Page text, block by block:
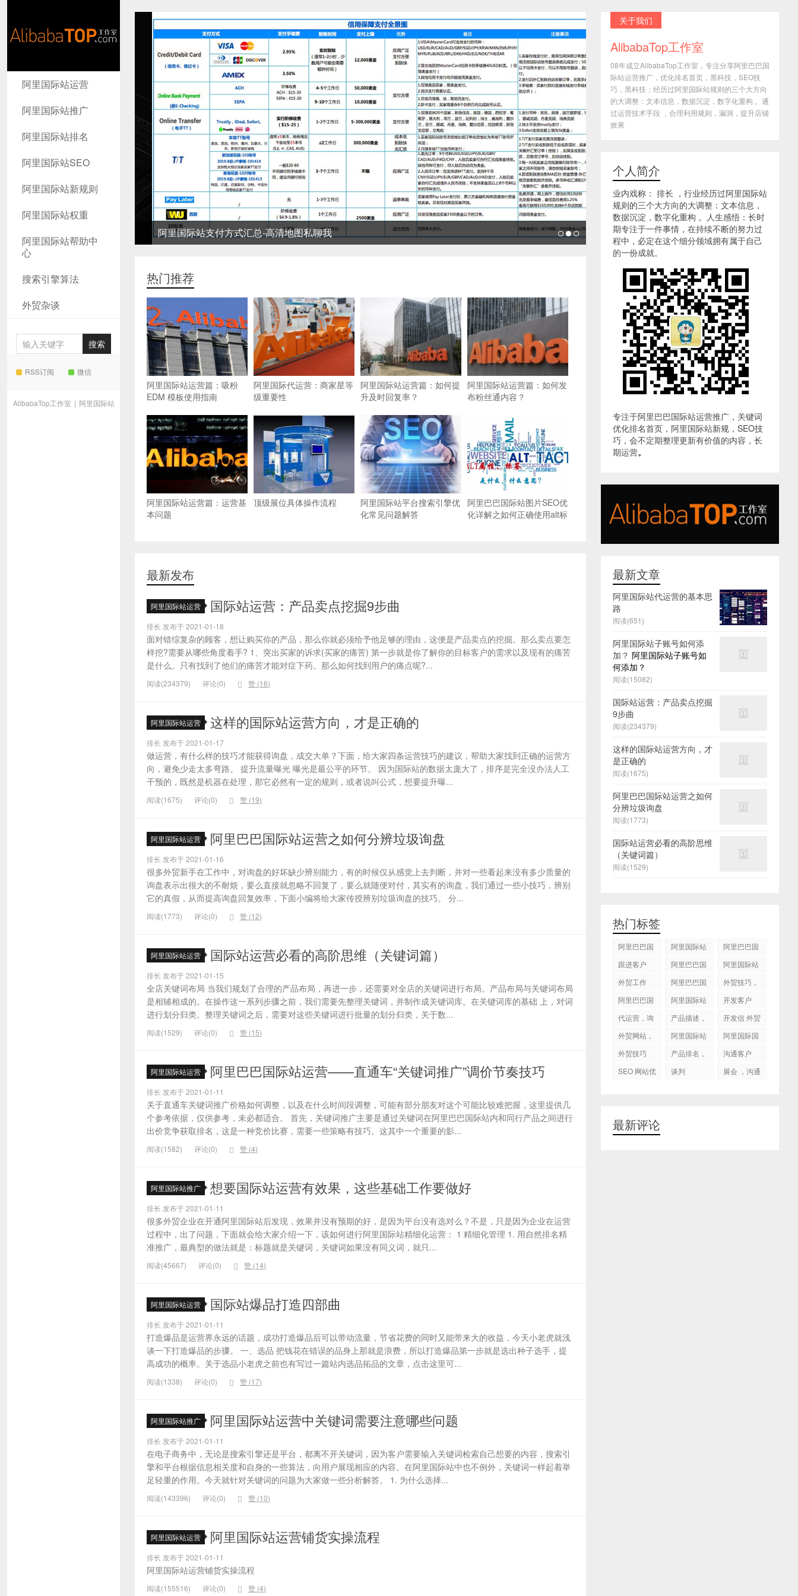
AlibabaTop
工作室
阿里国际站运营
阿里国际站推广
阿里国际站排名
阿里国际站SEO
阿里国际站新规则
阿里国际站权重
阿里国际站帮助中
心
搜索引擎算法
外贸杂谈
RSS订阅 微信
AlibabaTop工作室 | 阿里国际站
阿里国际站支付方式汇总-高清地图私聊我
热门推荐
阿里国际站运营篇：吸粉
EDM 模板使用指南
阿里国际代运营：商家星等
级重要性
阿里国际站运营篇：如何提
升及时回复率？
阿里国际站运营篇：如何发
布粉丝通内容？
阿里国际站运营篇：运营基
本问题
顶级展位具体操作流程
阿里国际站平台搜索引擎优
化常见问题解答
阿里巴巴国际站图片SEO优
化详解之如何正确使用alt标
最新发布
阿里国际站运营 国际站运营：产品卖点挖掘9步曲
排长 发布于 2021-01-18
面对错综复杂的顾客，想让购买你的产品，那么你就必须给予他足够的理由，这便是产品卖点的挖掘。那么卖点要怎
样挖?需要从哪些角度着手? 1、突出买家的诉求(买家的痛苦) 第一步就是你了解你的目标客户的需求以及现有的痛苦
是什么。只有找到了他们的痛苦才能对症下药。那么如何找到用户的痛点呢?...
阅读(234379) 评论(0) 赞 (16)
阿里国际站运营 这样的国际站运营方向，才是正确的
排长 发布于 2021-01-17
做运营，有什么样的技巧才能获得询盘，成交大单？下面，给大家四条运营技巧的建议，帮助大家找到正确的运营方
向，避免少走太多弯路。 提升流量曝光 曝光是最公平的环节。 因为国际站的数据太庞大了，排序是完全没办法人工
干预的，既然是机器在处理，那它必然有一定的规则，或者说叫公式，想要提升曝...
阅读(1675) 评论(0) 赞 (19)
阿里国际站运营 阿里巴巴国际站运营之如何分辨垃圾询盘
排长 发布于 2021-01-16
很多外贸新手在工作中，对询盘的好坏缺少辨别能力，有的时候仅从感觉上去判断，并对一些看起来没有多少质量的
询盘表示出很大的不耐烦，要么直接就忽略不回复了，要么就随便对付，其实有的询盘，我们通过一些小技巧，辨别
它的真假，从而提高询盘回复效率，下面小编将给大家传授辨别垃圾询盘的技巧。 分...
阅读(1773) 评论(0) 赞 (12)
阿里国际站运营 国际站运营必看的高阶思维（关键词篇）
排长 发布于 2021-01-15
全店关键词布局 当我们规划了合理的产品布局，再进一步，还需要对全店的关键词进行布局。产品布局与关键词布局
是相辅相成的。在操作这一系列步骤之前，我们需要先整理关键词，并制作成关键词库。在关键词库的基础 上，对词
进行划分归类。整理关键词之后，需要对这些关键词进行批量的划分归类，关于数...
阅读(1529) 评论(0) 赞 (15)
阿里国际站运营 阿里巴巴国际站运营——直通车“关键词推广”调价节奏技巧
排长 发布于 2021-01-11
关于直通车关键词推广价格如何调整，以及在什么时间段调整，可能有部分朋友对这个可能比较难把握，这里提供几
个参考依据，仅供参考，未必都适合。 首先，关键词推广主要是通过关键词在阿里巴巴国际站内和同行产品之间进行
出价竞争获取排名，这是一种竞价比赛，需要一些策略有技巧。这其中一个重要的影...
阅读(1582) 评论(0) 赞 (4)
阿里国际站推广 想要国际站运营有效果，这些基础工作要做好
排长 发布于 2021-01-11
很多外贸企业在开通阿里国际站后发现，效果并没有预期的好，是因为平台没有选对么？不是，只是因为企业在运营
过程中，出了问题，下面就会给大家介绍一下，该如何进行阿里国际站精细化运营： 1 精细化管理 1. 用自然排名精
准推广，最典型的做法就是：标题就是关键词，关键词如果没有同义词，就只...
阅读(45667) 评论(0) 赞 (14)
阿里国际站运营 国际站爆品打造四部曲
排长 发布于 2021-01-11
打造爆品是运营界永远的话题，成功打造爆品后可以带动流量，节省花费的同时又能带来大的收益，今天小老虎就浅
谈一下打造爆品的步骤。 一、选品 把钱花在错误的品身上那就是浪费，所以打造爆品第一步就是选出种子选手，提
高成功的概率。关于选品小老虎之前也有写过一篇站内选品拓品的文章，点击这里可...
阅读(1338) 评论(0) 赞 (17)
阿里国际站推广 阿里国际站运营中关键词需要注意哪些问题
排长 发布于 2021-01-11
在电子商务中，无论是搜索引擎还是平台，都离不开关键词，因为客户需要输入关键词检索自己想要的内容，搜索引
擎和平台根据信息相关度和自身的一些算法，向用户展现相应的内容。在阿里国际站中也不例外，关键词一样起着举
足轻重的作用。今天就针对关键词的问题为大家做一些分析解答。 1. 为什么选择...
阅读(143396) 评论(0) 赞 (10)
阿里国际站运营 阿里国际站运营铺货实操流程
排长 发布于 2021-01-11
阿里国际站运营铺货实操流程
阅读(155516) 评论(0) 赞 (4)
关于我们
AlibabaTop工作室
08年成立AlibabaTop工作室，专注分享阿里巴巴国
际站运营推广，优化排名首页，黑科技，SEO技
巧，黑科技；经历过阿里国际站规则的三个大方向
的大调整：文本信息，数据沉淀，数字化重构 。通
过运营技术手段 ，合理利用规则，漏洞，提升店铺
效果
个人简介
业内戏称： 排长 ，行业经历过阿里国际站
规则的三个大方向的大调整：文本信息，
数据沉淀，数字化重构 。人生感悟：长时
期专注于一件事情，在持续不断的努力过
程中，必定在这个细分领域拥有属于自己
的一份成就。
专注于阿里巴巴国际站运营推广，关键词
优化排名首页，阿里国际站新规，SEO技
巧，会不定期整理更新有价值的内容，长
期运营。
最新文章
阿里国际站代运营的基本思
路
阅读(651)
阿里国际站子账号如何添
加？ 阿里国际站子账号如
何添加？
阅读(15082)
国际站运营：产品卖点挖掘
9步曲
阅读(234379)
这样的国际站运营方向，才
是正确的
阅读(1675)
阿里巴巴国际站运营之如何
分辨垃圾询盘
阅读(1773)
国际站运营必看的高阶思维
（关键词篇）
阅读(1529)
热门标签
阿里巴巴国
阿里国际站
国际站托管
服务，阿里
服务
阿里巴巴国
跟进客户
阿里巴巴国
阿里国际站
外贸工作
阿里巴巴国
作
外贸技巧，
阿里巴巴国
化
阿里国际站
开发客户
代运营，询
产品描述，
开发信 外贸
外贸网站，
阿里国际站
阿里国际国
外贸技巧
产品排名，
沟通客户
SEO 网站优
谈判
展会 ，沟通
最新评论